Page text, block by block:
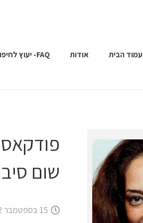
עמוד הבית אודות FAQ- יעוץ לחיפוש עבודה וקריירה בהייטק
שום
15 בספטמבר 2022